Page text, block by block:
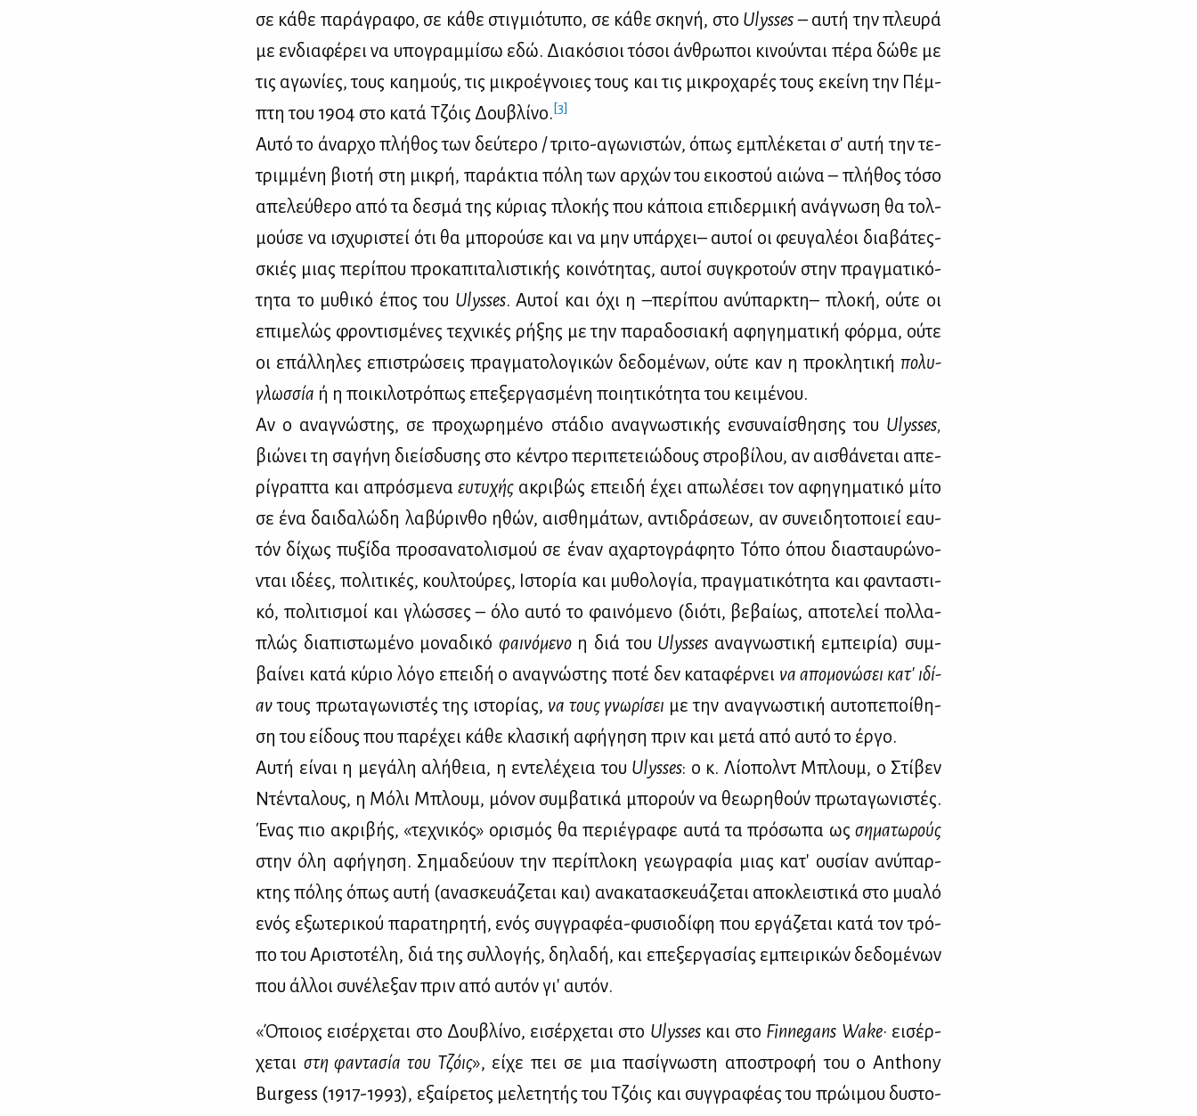
σε κά­θε πα­ρά­γρα­φο, σε κά­θε στιγ­μιό­τυ­πο, σε κά­θε σκη­νή, στο Ulysses– αυ­τή την πλευ­ρά
με εν­δια­φέ­ρει να υπο­γραμ­μί­σω εδώ. Δια­κό­σιοι τό­σοι άν­θρω­ποι κι­νού­νται πέ­ρα δώ­θε με
τις αγω­νί­ες, τους καη­μούς, τις μι­κρο­έ­γνοιες τους και τις μι­κρο­χα­ρές τους εκεί­νη την Πέμ­
πτη του 1904 στο κα­τά Τζόις Δου­βλί­νο. [3]
Αυ­τό το άναρ­χο πλή­θος των δεύ­τε­ρο / τρι­το-αγω­νι­στών, όπως εμπλέ­κε­ται σ' αυ­τή την τε­
τριμ­μέ­νη βιο­τή στη μι­κρή, πα­ρά­κτια πό­λη των αρ­χών του ει­κο­στού αιώ­να – πλή­θος τό­σο
απε­λεύ­θε­ρο από τα δε­σμά της κύ­ριας πλο­κής που κά­ποια επι­δερ­μι­κή ανά­γνω­ση θα τολ­
μού­σε να ισχυ­ρι­στεί ότι θα μπο­ρού­σε και να μην υπάρ­χει– αυ­τοί οι φευ­γα­λέ­οι δια­βά­τες-
σκιές μιας πε­ρί­που προ­κα­πι­τα­λι­στι­κής κοι­νό­τη­τας, αυ­τοί συ­γκρο­τούν στην πραγ­μα­τι­κό­
τη­τα το μυ­θι­κό έπος του Ulysses. Αυ­τοί και όχι η –πε­ρί­που ανύ­παρ­κτη– πλο­κή, ού­τε οι
επι­με­λώς φρο­ντι­σμέ­νες τε­χνι­κές ρή­ξης με την πα­ρα­δο­σια­κή αφη­γη­μα­τι­κή φόρ­μα, ού­τε
οι επάλ­λη­λες επι­στρώ­σεις πραγ­μα­το­λο­γι­κών δε­δο­μέ­νων, ού­τε καν η προ­κλη­τι­κή πο­λυ­
γλωσ­σία ή η ποι­κι­λο­τρό­πως επε­ξερ­γα­σμέ­νη ποι­η­τι­κό­τη­τα του κει­μέ­νου.
Αν ο ανα­γνώ­στης, σε προ­χω­ρη­μέ­νο στά­διο ανα­γνω­στι­κής εν­συ­ναί­σθη­σης του Ulysses,
βιώ­νει τη σα­γή­νη διείσ­δυ­σης στο κέ­ντρο πε­ρι­πε­τειώ­δους στρο­βί­λου, αν αι­σθά­νε­ται απε­
ρί­γρα­πτα και απρό­σμε­ναευ­τυ­χής ακρι­βώς επει­δή έχει απω­λέ­σει τον αφη­γη­μα­τι­κό μί­το
σε ένα δαι­δα­λώ­δη λα­βύ­ριν­θο ηθών, αι­σθη­μά­των, αντι­δρά­σε­ων, αν συ­νει­δη­το­ποιεί εαυ­
τόν δί­χως πυ­ξί­δα προ­σα­να­το­λι­σμού σε έναν αχαρ­το­γρά­φη­το Τό­πο όπου δια­σταυ­ρώ­νο­
νται ιδέ­ες, πο­λι­τι­κές, κουλ­τού­ρες, Ιστο­ρία και μυ­θο­λο­γία, πραγ­μα­τι­κό­τη­τα και φα­ντα­στι­
κό, πο­λι­τι­σμοί και γλώσ­σες – όλο αυ­τό το φαι­νό­με­νο (διό­τι, βε­βαί­ως, απο­τε­λεί πολ­λα­
πλώς δια­πι­στω­μέ­νο μο­να­δι­κό φαι­νό­με­νοη διά του Ulysses ανα­γνω­στι­κή εμπει­ρία) συμ­
βαί­νει κα­τά κύ­ριο λό­γο επει­δή ο ανα­γνώ­στης πο­τέ δεν κα­τα­φέρ­νει να απο­μο­νώ­σει κα­τ' ιδί­
αντους πρω­τα­γω­νι­στές της ιστο­ρί­ας, να τους γνω­ρί­σει με την ανα­γνω­στι­κή αυ­το­πε­ποί­θη­
ση του εί­δους που πα­ρέ­χει κά­θε κλα­σι­κή αφή­γη­ση πριν και με­τά από αυ­τό το έρ­γο.
Αυ­τή εί­ναι η με­γά­λη αλή­θεια, η εντε­λέ­χεια του Ulysses: ο κ. Λί­ο­πολντ Μπλουμ, ο Στί­βεν
Ντέ­ντα­λους, η Μό­λι Μπλουμ, μό­νον συμ­βα­τι­κά μπο­ρούν να θε­ω­ρη­θούν πρω­τα­γω­νι­στές.
Ένας πιο ακρι­βής, «τε­χνι­κός» ορι­σμός θα πε­ριέ­γρα­φε αυ­τά τα πρό­σω­πα ως ση­μα­τω­ρούς
στην όλη αφή­γη­ση. Ση­μα­δεύ­ουν την πε­ρί­πλο­κη γε­ω­γρα­φία μιας κα­τ' ου­σί­αν ανύ­παρ­
κτης πό­λης όπως αυ­τή (ανα­σκευά­ζε­ται και) ανα­κα­τα­σκευά­ζε­ται απο­κλει­στι­κά στο μυα­λό
ενός εξω­τε­ρι­κού πα­ρα­τη­ρη­τή, ενός συγ­γρα­φέα-φυ­σιο­δί­φη που ερ­γά­ζε­ται κα­τά τον τρό­
πο του Αρι­στο­τέ­λη, διά της συλ­λο­γής, δη­λα­δή, και επε­ξερ­γα­σί­ας εμπει­ρι­κών δε­δο­μέ­νων
που άλ­λοι συ­νέ­λε­ξαν πριν από αυ­τόν γι' αυ­τόν.
«Όποιος ει­σέρ­χε­ται στο Δου­βλί­νο, ει­σέρ­χε­ται στο Ulyssesκαι στο Finnegans Wake· ει­σέρ­
χε­ται στη φα­ντα­σία του Τζόις», εί­χε πει σε μια πα­σί­γνω­στη απο­στρο­φή του ο Anthony
Burgess (1917-1993), εξαί­ρε­τος με­λε­τη­τής του Τζόις και συγ­γρα­φέ­ας του πρώ­ι­μου δυ­στο­